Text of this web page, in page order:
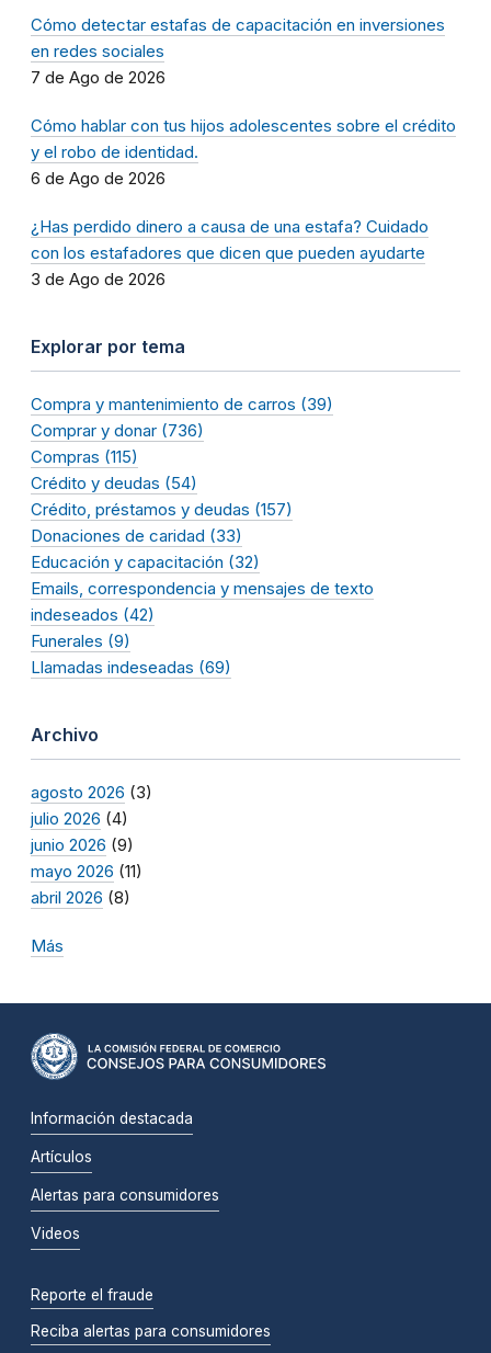
Cómo detectar estafas de capacitación en inversiones
en redes sociales
7 de Ago de 2026
Cómo hablar con tus hijos adolescentes sobre el crédito
y el robo de identidad.
6 de Ago de 2026
¿Has perdido dinero a causa de una estafa? Cuidado
con los estafadores que dicen que pueden ayudarte
3 de Ago de 2026
Explorar por tema
Compra y mantenimiento de carros (39)
Comprar y donar (736)
Compras (115)
Crédito y deudas (54)
Crédito, préstamos y deudas (157)
Donaciones de caridad (33)
Educación y capacitación (32)
Emails, correspondencia y mensajes de texto
indeseados (42)
Funerales (9)
Llamadas indeseadas (69)
Archivo
agosto 2026 (3)
julio 2026 (4)
junio 2026 (9)
mayo 2026 (11)
abril 2026 (8)
Más
Información destacada
Artículos
Alertas para consumidores
Videos
Reporte el fraude
Reciba alertas para consumidores